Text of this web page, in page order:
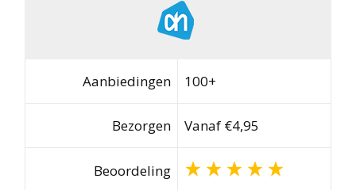
Aanbiedingen 100+
Bezorgen Vanaf €4,95
Beoordeling